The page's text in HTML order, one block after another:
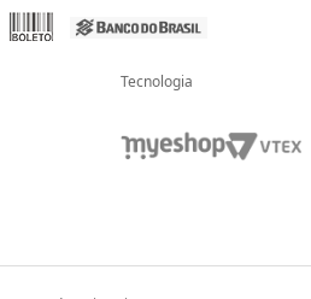
Tecnologia